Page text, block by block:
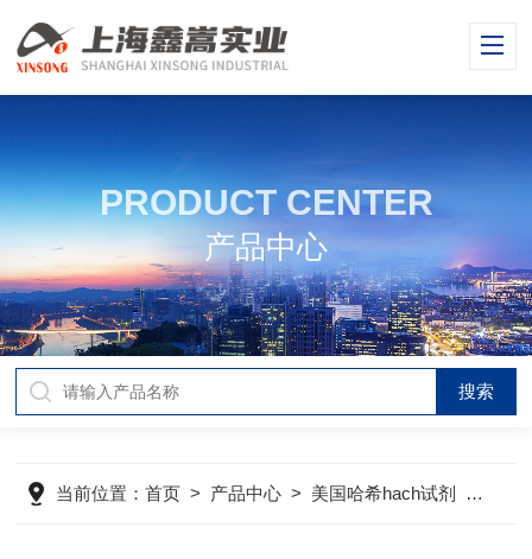
PRODUCT CENTER
产品中心
当前位置：首页 > 产品中心 > 美国哈希hach试剂